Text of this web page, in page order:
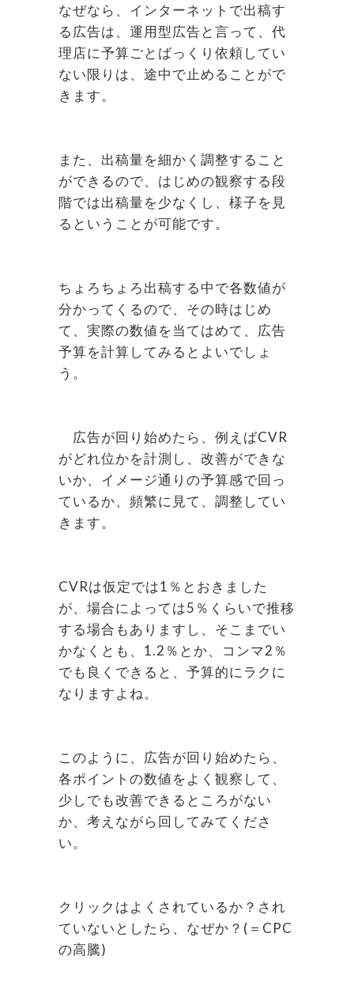
なぜなら、インターネットで出稿す
る広告は、運用型広告と言って、代
理店に予算ごとばっくり依頼してい
ない限りは、途中で止めることがで
きます。
また、出稿量を細かく調整すること
ができるので、はじめの観察する段
階では出稿量を少なくし、様子を見
るということが可能です。
ちょろちょろ出稿する中で各数値が
分かってくるので、その時はじめ
て、実際の数値を当てはめて、広告
予算を計算してみるとよいでしょ
う。
広告が回り始めたら、例えばCVR
がどれ位かを計測し、改善ができな
いか、イメージ通りの予算感で回っ
ているか、頻繁に見て、調整してい
きます。
CVRは仮定では1％とおきました
が、場合によっては5％くらいで推移
する場合もありますし、そこまでい
かなくとも、1.2％とか、コンマ2％
でも良くできると、予算的にラクに
なりますよね。
このように、広告が回り始めたら、
各ポイントの数値をよく観察して、
少しでも改善できるところがない
か、考えながら回してみてくださ
い。
クリックはよくされているか？され
ていないとしたら、なぜか？(＝CPC
の高騰)